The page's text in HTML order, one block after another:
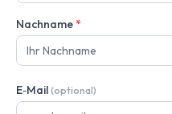
Nachname*
E‑Mail (optional)